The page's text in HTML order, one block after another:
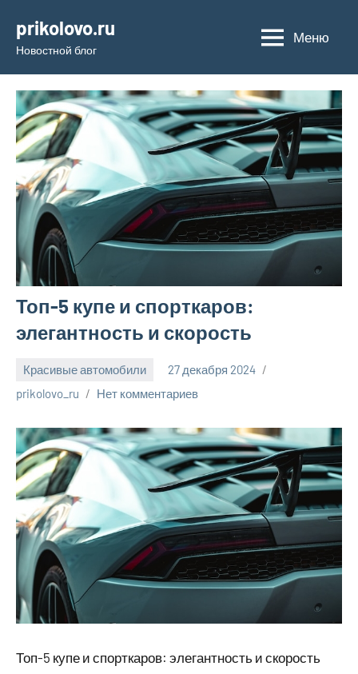
содержимому
prikolovo.ru
Новостной блог
Меню
Топ-5 купе и спорткаров:
элегантность и скорость
Красивые автомобили
27 декабря 2024
prikolovo_ru
Нет комментариев
Топ-5 купе и спорткаров: элегантность и скорость